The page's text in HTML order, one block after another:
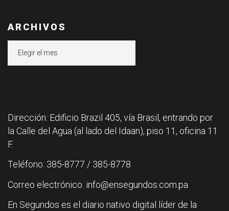
ARCHIVOS
Dirección: Edificio Brazil 405, vía Brasil, entrando por
la Calle del Agua (al lado del Idaan), piso 11, oficina 11
F.
Teléfono: 385-8777 / 385-8778
Correo electrónico: info@ensegundos.com.pa
En Segundos es el diario nativo digital líder de la